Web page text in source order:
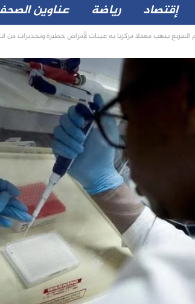
إقتصاد رياضة عناوين
السريع ينهب معملا مركزيا به عينات لأمراض خطيرة وتحذيرات من